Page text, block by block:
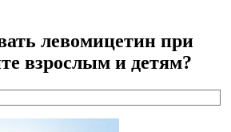
левомицетин при
взрослым и детям?